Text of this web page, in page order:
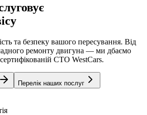
та безпеку вашого пересування. Від
ремонту двигуна — ми дбаємо
СТО WestCars.
Перелік наших послуг